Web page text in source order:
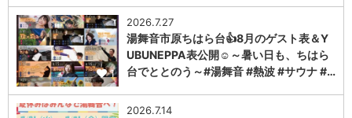
1
2026.7.27
湯舞音市原ちはら台👍8月のゲスト表＆Y
UBUNEPPA表公開☺～暑い日も、ちはら
台でととのう～#湯舞音 #熱波 #サウナ #…
2026.7.14